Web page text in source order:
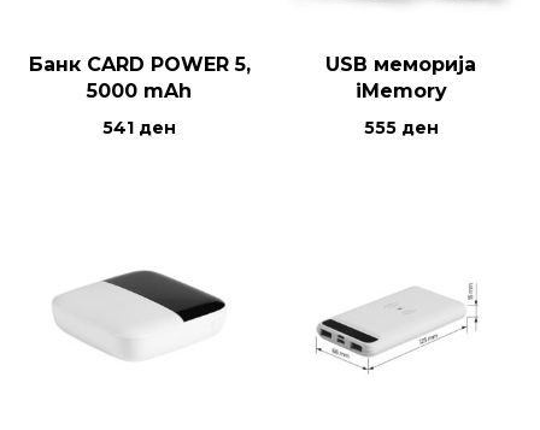
Банк CARD POWER 5,
5000 mAh
541 ден
USB меморија
iMemory
555 ден